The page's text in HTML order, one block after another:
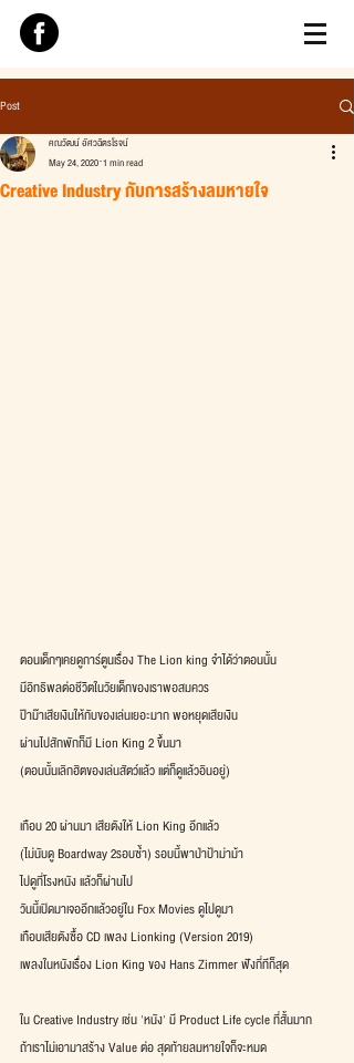
Post
Creative Industry กับการสร้างลมหายใจ
คณวัฒน์ อัศวฉัตรโรจน์
May 24, 2020 1 min read
ตอนเด็กๆเคยดูการ์ตูนเรื่อง The Lion king จำได้ว่าตอนนั้น
มีอิทธิพลต่อชีวิตในวัยเด็กของเราพอสมควร
ป๊าม๊าเสียเงินให้กับของเล่นเยอะมาก พอหยุดเสียเงิน
ผ่านไปสักพักก็มี Lion King 2 ขึ้นมา
(ตอนนั้นเลิกฮิตของเล่นสัตว์แล้ว แต่ก็ดูแล้วอินอยู่)
เกือบ 20 ผ่านมา เสียตังให้ Lion King อีกแล้ว
(ไม่นับดู Boardway 2รอบซ้ำ) รอบนี้พาป่าป้าม่าม้า
ไปดูที่โรงหนัง แล้วก็ผ่านไป
วันนี้เปิดมาเจออีกแล้วอยู่ใน Fox Movies ดูไปดูมา
เกือบเสียตังซื้อ CD เพลง Lionking (Version 2019)
เพลงในหนังเรื่อง Lion King ของ Hans Zimmer ฟังกี่ทีก็สุด
ใน Creative Industry เช่น 'หนัง' มี Product Life cycle ที่สั้นมาก
ถ้าเราไม่เอามาสร้าง Value ต่อ สุดท้ายลมหายใจก็จะหมด